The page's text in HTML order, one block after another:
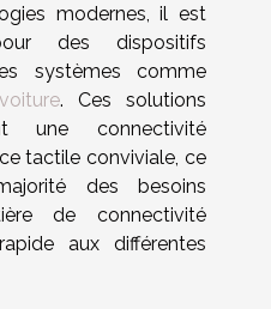
modernes, il est
des dispositifs
systèmes comme
. Ces solutions
une connectivité
tactile conviviale, ce
des besoins
de connectivité
aux différentes